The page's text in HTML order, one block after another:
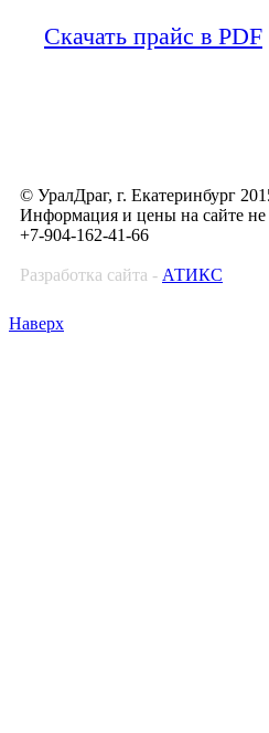
Скачать прайс в PDF
© УралДраг, г. Екатеринбург
Информация и цены на сайте
+7-904-162-41-66
Разработка сайта - АТИКС
Наверх